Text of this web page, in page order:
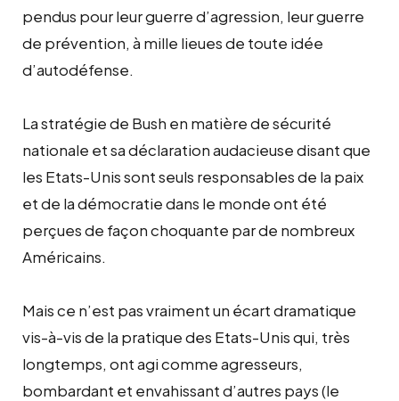
pendus pour leur guerre d’agression, leur guerre
de prévention, à mille lieues de toute idée
d’autodéfense.
La stratégie de Bush en matière de sécurité
nationale et sa déclaration audacieuse disant que
les Etats-Unis sont seuls responsables de la paix
et de la démocratie dans le monde ont été
perçues de façon choquante par de nombreux
Américains.
Mais ce n’est pas vraiment un écart dramatique
vis-à-vis de la pratique des Etats-Unis qui, très
longtemps, ont agi comme agresseurs,
bombardant et envahissant d’autres pays (le